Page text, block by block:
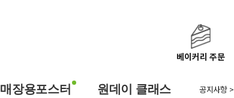
베이커리 주문
매장용포스터 원데이 클래스 공지사항 >